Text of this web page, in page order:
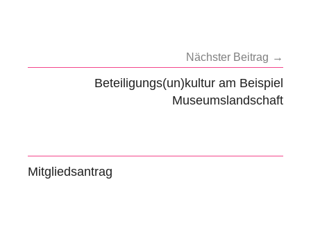
e
e
r
Nächster Beitrag
Beteiligungs(un)kultur am Beispiel
Museumslandschaft
Mitgliedsantrag